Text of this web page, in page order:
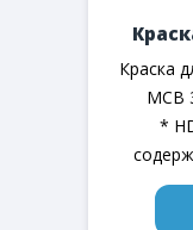
Краска
MCB
*